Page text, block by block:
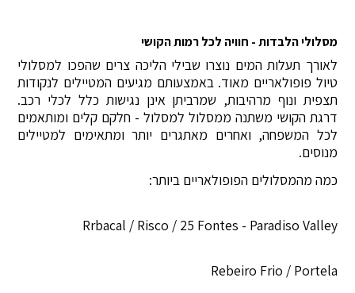
מסלולי הלבדות - חוויה לכל רמות הקושי
לאורך תעלות המים נוצרו שבילי הליכה צרים שהפכו למסלולי
טיול פופולאריים מאוד. באמצעותם מגיעים המטיילים לנקודות
תצפית ונוף מרהיבות, שמרביתן אינן נגישות כלל לכלי רכב.
דרגת הקושי משתנה ממסלול למסלול - חלקם קלים ומותאמים
לכל המשפחה, ואחרים מאתגרים יותר ומתאימים למטיילים
מנוסים.
כמה מהמסלולים הפופולאריים ביותר:
Rrbacal / Risco / 25 Fontes - Paradiso Valley
Rebeiro Frio / Portela